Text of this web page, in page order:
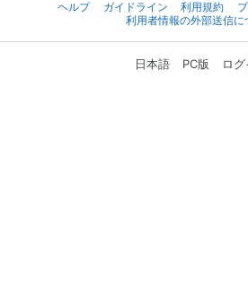
ヘルプ
ガイドライン 利用規約
利用者情報の外部送信に
日本語 PC版 ロ